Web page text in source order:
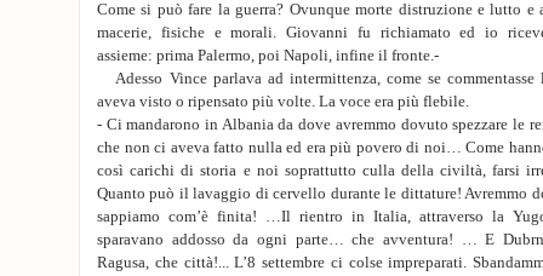
Come si può fare la guerra? Ovunque morte distruzione e lutto
macerie, fisiche e morali. Giovanni fu richiamato ed io
assieme: prima Palermo, poi Napoli, infine il fronte.-
Adesso Vince parlava ad intermittenza, come se
aveva visto o ripensato più volte. La voce era più flebile.
- Ci mandarono in Albania da dove avremmo dovuto spezzare le
che non ci aveva fatto nulla ed era più povero di noi… Come
così carichi di storia e noi soprattutto culla della civiltà, farsi
Quanto può il lavaggio di cervello durante le dittature! Avremmo
sappiamo com’è finita! …Il rientro in Italia, attraverso la
sparavano addosso da ogni parte… che avventura! … E
Ragusa, che città!... L’8 settembre ci colse impreparati.